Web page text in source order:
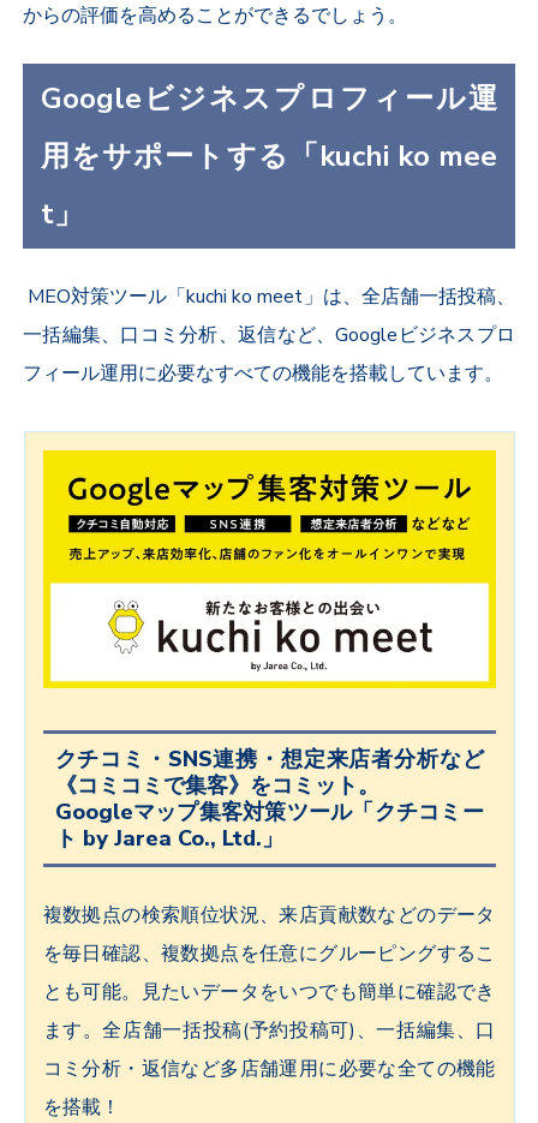
からの評価を高めることができるでしょう。
Googleビジネスプロフィール運
用をサポートする「kuchi ko mee
t」
MEO対策ツール「kuchi ko meet」は、全店舗一括投稿、
一括編集、口コミ分析、返信など、Googleビジネスプロ
フィール運用に必要なすべての機能を搭載しています。
クチコミ・SNS連携・想定来店者分析など
《コミコミで集客》をコミット。
Googleマップ集客対策ツール「クチコミー
ト by Jarea Co., Ltd.」
複数拠点の検索順位状況、来店貢献数などのデータ
を毎日確認、複数拠点を任意にグルーピングするこ
とも可能。見たいデータをいつでも簡単に確認でき
ます。全店舗一括投稿(予約投稿可)、一括編集、口
コミ分析・返信など多店舗運用に必要な全ての機能
を搭載！